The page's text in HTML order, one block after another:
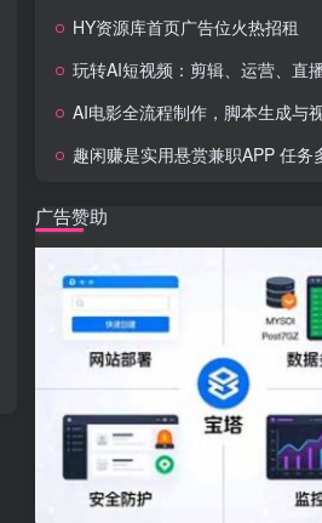
HY资源库首页广告位火热招租
玩转AI短视频：剪辑、运营、直播一站式教学，轻松
AI电影全流程制作，脚本生成与视频设计，配音配乐一
趣闲赚是实用悬赏兼职APP 任务多易上手 能提现还
广告赞助